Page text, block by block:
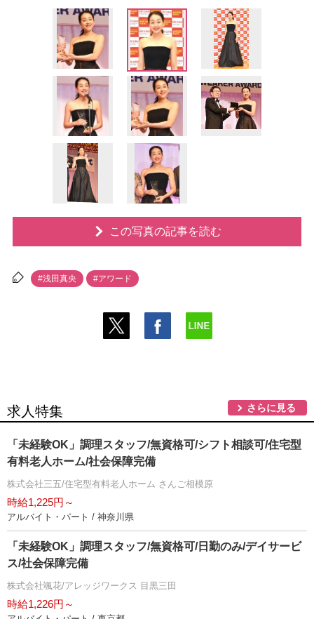
この写真の記事を読む
#浅田真央 #アワード
求人特集 さらに見る
「未経験OK」調理スタッフ/無資格可/シフト相談可/住宅型
有料老人ホーム/社会保障完備
株式会社三五/住宅型有料老人ホーム さんご相模原
時給1,225円～
アルバイト・パート / 神奈川県
「未経験OK」調理スタッフ/無資格可/日勤のみ/デイサービ
ス/社会保障完備
株式会社颯花/アレッジワークス 目黒三田
時給1,226円～